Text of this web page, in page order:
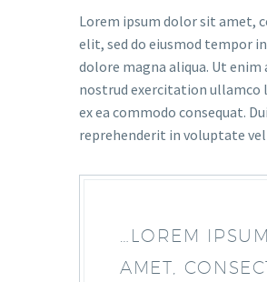
Lorem ipsum dolor sit amet,
elit, sed do eiusmod tempor
dolore magna aliqua. Ut enim
nostrud exercitation ullamco
ex ea commodo consequat.
reprehenderit in voluptate
…LOREM
AMET,